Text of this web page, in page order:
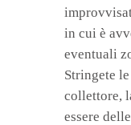
in cui è
eventuali
Stringete
collettore,
essere